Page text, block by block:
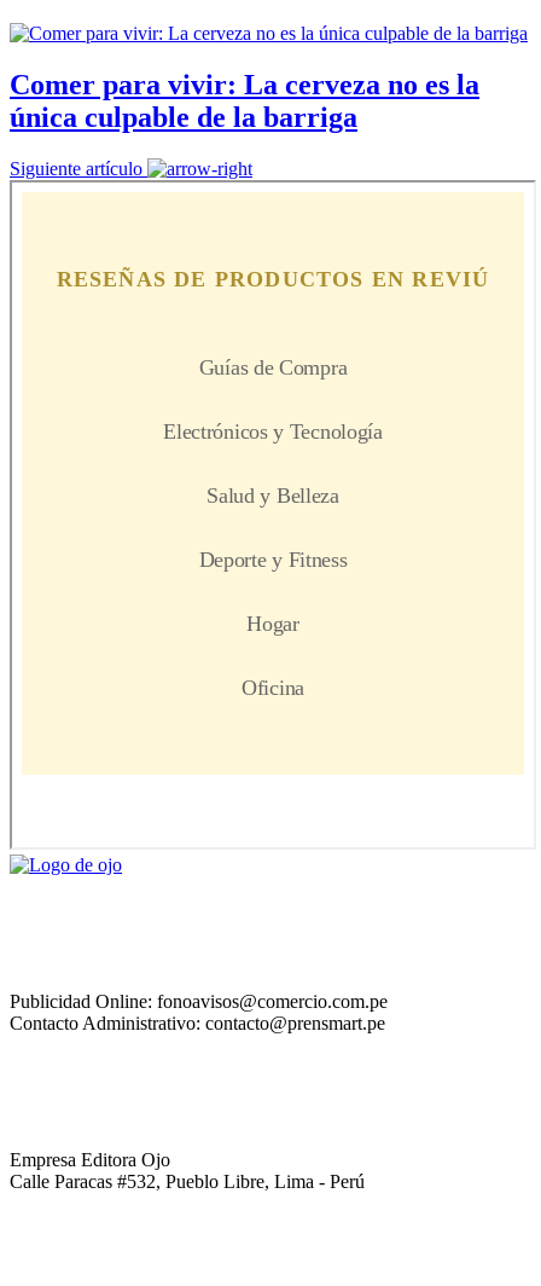
Comer para vivir: La cerveza no es la
única culpable de la barriga
Siguiente artículo
Publicidad Online: fonoavisos@comercio.com.pe
Contacto Administrativo: contacto@prensmart.pe
Empresa Editora Ojo
Calle Paracas #532, Pueblo Libre, Lima - Perú